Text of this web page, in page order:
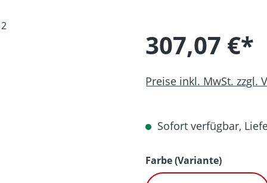
307,07 €*
Preise inkl. MwSt. zzgl.
Sofort verfügbar,
Farbe (Variante)